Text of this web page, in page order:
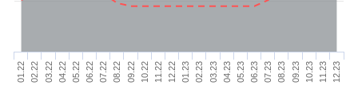
01.22 02.22 03.22 04.22 05.22 06.22 07.22 08.22 09.22 10.22 11.22 12.22 01.23 02.23 03.23 04.23 05.23 06.23 07.23 08.23 09.23 10.23 11.23 12.23